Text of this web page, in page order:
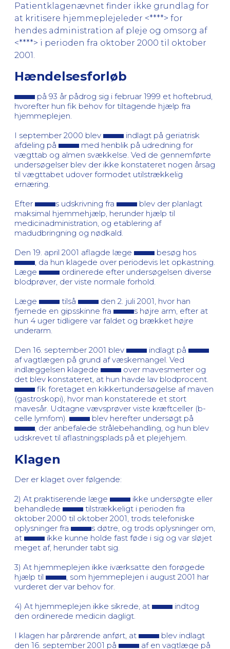
Patientklagenævnet finder ikke grundlag for
at kritisere hjemmeplejeleder <****> for
hendes administration af pleje og omsorg af
<****> i perioden fra oktober 2000 til oktober
2001.
Hændelsesforløb
på 93 år pådrog sig i februar 1999 et hoftebrud,
hvorefter hun fik behov for tiltagende hjælp fra
hjemmeplejen.
I september 2000 blev
indlagt på geriatrisk
afdeling på
med henblik på udredning for
vægttab og almen svækkelse. Ved de gennemførte
undersøgelser blev der ikke konstateret nogen årsag
til vægttabet udover formodet utilstrækkelig
ernæring.
Efter
s udskrivning fra
blev der planlagt
maksimal hjemmehjælp, herunder hjælp til
medicinadministration, og etablering af
madudbringning og nødkald.
Den 19. april 2001 aflagde læge
besøg hos
, da hun klagede over periodevis let opkastning.
Læge
ordinerede efter undersøgelsen diverse
blodprøver, der viste normale forhold.
Læge
tilså
den 2. juli 2001, hvor han
fjernede en gipsskinne fra
s højre arm, efter at
hun 4 uger tidligere var faldet og brækket højre
underarm.
Den 16. september 2001 blev
indlagt på
af vagtlægen på grund af væskemangel. Ved
indlæggelsen klagede
over mavesmerter og
det blev konstateret, at hun havde lav blodprocent.
fik foretaget en kikkertundersøgelse af maven
(gastroskopi), hvor man konstaterede et stort
mavesår. Udtagne vævsprøver viste kræftceller (b-
celle lymfom).
blev herefter undersøgt på
, der anbefalede strålebehandling, og hun blev
udskrevet til aflastningsplads på et plejehjem.
Klagen
Der er klaget over følgende:
2) At praktiserende læge
ikke undersøgte eller
behandlede
tilstrækkeligt i perioden fra
oktober 2000 til oktober 2001, trods telefoniske
oplysninger fra
s døtre, og trods oplysninger om,
at
ikke kunne holde fast føde i sig og var sløjet
meget af, herunder tabt sig.
3) At hjemmeplejen ikke iværksatte den forøgede
hjælp til
, som hjemmeplejen i august 2001 har
vurderet der var behov for.
4) At hjemmeplejen ikke sikrede, at
indtog
den ordinerede medicin dagligt.
I klagen har pårørende anført, at
blev indlagt
den 16. september 2001 på
af en vagtlæge på